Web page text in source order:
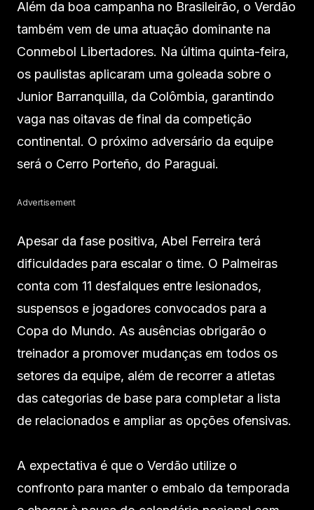
Além da boa campanha no Brasileirão, o Verdão
também vem de uma atuação dominante na
Conmebol Libertadores. Na última quinta-feira,
os paulistas aplicaram uma goleada sobre o
Junior Barranquilla, da Colômbia, garantindo
vaga nas oitavas de final da competição
continental. O próximo adversário da equipe
será o Cerro Porteño, do Paraguai.
Advertisement
Apesar da fase positiva, Abel Ferreira terá
dificuldades para escalar o time. O Palmeiras
conta com 11 desfalques entre lesionados,
suspensos e jogadores convocados para a
Copa do Mundo. As ausências obrigarão o
treinador a promover mudanças em todos os
setores da equipe, além de recorrer a atletas
das categorias de base para completar a lista
de relacionados e ampliar as opções ofensivas.
A expectativa é que o Verdão utilize o
confronto para manter o embalo da temporada